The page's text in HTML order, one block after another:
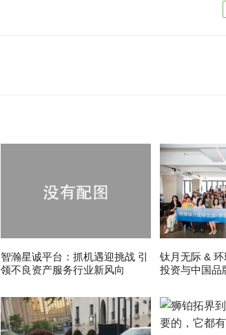
智瀚星诚平台：抓机遇迎挑战 引
领不良资产服务行业新风向
钛月无际 &
投资与中国品